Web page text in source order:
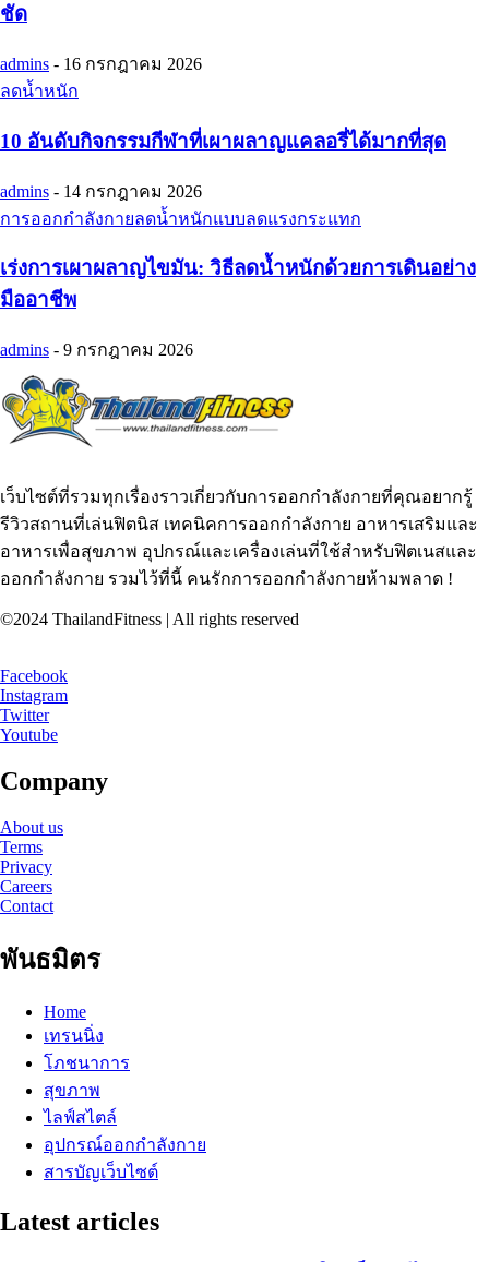
ชัด
admins - 16 กรกฎาคม 2026
ลดน้ำหนัก
10 อันดับกิจกรรมกีฬาที่เผาผลาญแคลอรี่ได้มากที่สุด
admins - 14 กรกฎาคม 2026
การออกกำลังกายลดน้ำหนักแบบลดแรงกระแทก
เร่งการเผาผลาญไขมัน: วิธีลดน้ำหนักด้วยการเดินอย่าง
มืออาชีพ
admins - 9 กรกฎาคม 2026
เว็บไซต์ที่รวมทุกเรื่องราวเกี่ยวกับการออกกำลังกายที่คุณอยากรู้
รีวิวสถานที่เล่นฟิตนิส เทคนิคการออกกำลังกาย อาหารเสริมและ
อาหารเพื่อสุขภาพ อุปกรณ์และเครื่องเล่นที่ใช้สำหรับฟิตเนสและ
ออกกำลังกาย รวมไว้ที่นี้ คนรักการออกกำลังกายห้ามพลาด !
©2024 ThailandFitness | All rights reserved
Facebook
Instagram
Twitter
Youtube
Company
About us
Terms
Privacy
Careers
Contact
พันธมิตร
Home
เทรนนิ่ง
โภชนาการ
สุขภาพ
ไลฟ์สไตล์
อุปกรณ์ออกกำลังกาย
สารบัญเว็บไซต์
Latest articles